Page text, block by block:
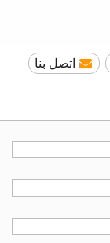
اتصل بنا